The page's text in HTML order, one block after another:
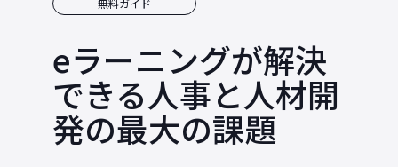
お問い合わせ
サポート
お役立ち資料
言語
無料ガイド
eラーニングが解決
できる人事と人材開
発の最大の課題